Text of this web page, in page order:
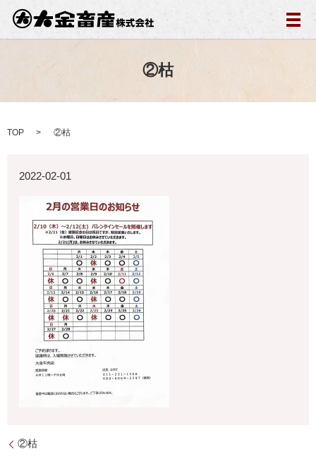
メ
②枯
TOP ②枯
2022-02-01
②枯